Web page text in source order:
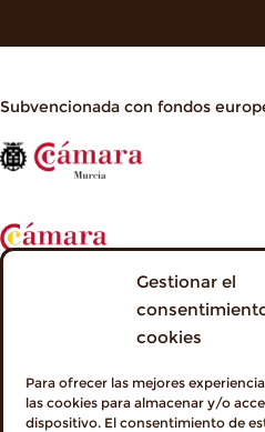
Gestionar el
cookies
Para ofrecer las mejores
las cookies para almacenar y/o
dispositivo. El consentimiento de
Subvencionada con fondos